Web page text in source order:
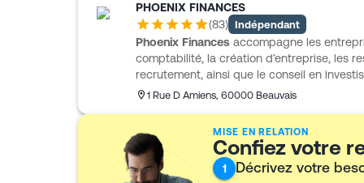
d’activités variées, notamment dans le
avec une approche adaptée aux besoins
PHOENIX FINANCES
(83) Indépendant
Phoenix Finances accompagne les
comptabilité, la création d’entreprise, les
recrutement, ainsi que le conseil en
la tenue des comptes, les déclarations, les
loueurs en meublé. L’accompagnement
interlocuteur unique selon les besoins.
1 Rue D Amiens, 60000 Beauvais
MISE EN RELATION
Confiez votre
1 Décrivez votre